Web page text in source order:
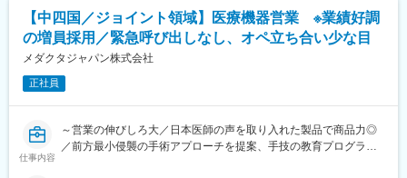
基本1日1件で、手術時間は長くても3時間程度のものがほとんど
です。
医師から製品の開発提案を頂いた場合は、自社の開発部門と連
携・ディスカッションをするケースもあります。
・手術立ち合い・器械出しサポート
・医師への製品説明・手技提案
・医局説明会の企画運営とプレゼン
・顧客フォローと販売・契約業務
・開発部門との改良・臨床導入連携
【中四国／ジョイント領域】医療機器営業 ※業績好調
の増員採用／緊急呼び出しなし、オペ立ち合い少な目
メダクタジャパン株式会社
正社員
仕事内容
～営業の伸びしろ大／日本医師の声を取り入れた製品で商品力◎
／前方最小侵襲の手術アプローチを提案、手技の教育プログラム